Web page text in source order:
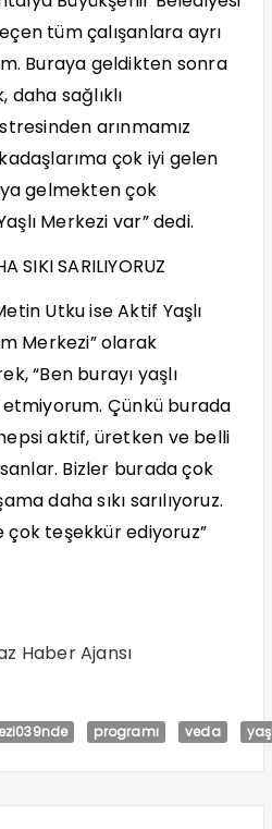
tüm çalışanlara ayrı
Buraya geldikten sonra
daha sağlıklı
arınmamız
çok iyi gelen
gelmekten çok
Merkezi var” dedi.
SIKI SARILIYORUZ
Utku ise Aktif Yaşlı
Merkezi” olarak
“Ben burayı yaşlı
Çünkü burada
aktif, üretken ve belli
Bizler burada çok
daha sıkı sarılıyoruz.
çok teşekkür ediyoruz”
Haber Ajansı
programı veda